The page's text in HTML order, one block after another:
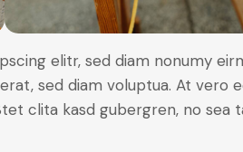
elitr, sed diam nonumy
sed diam voluptua. At vero
clita kasd gubergren, no sea